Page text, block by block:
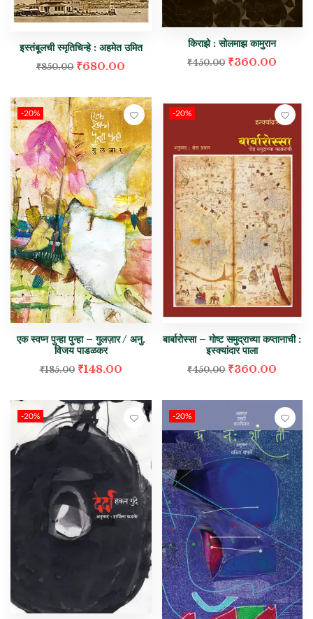
इस्तंबूलची स्मृतिचिन्हे : अहमेत उमित
₹850.00 ₹680.00
किराझे : सोलमाझ कामुरान
₹450.00 ₹360.00
-20%
एक स्वप्न पुन्हा पुन्हा – गुलज़ार / अनु.
विजय पाडळकर
₹185.00 ₹148.00
-20%
बार्बारोस्सा – गोष्ट समुद्राच्या कप्तानाची :
इस्क्यांदार पाला
₹450.00 ₹360.00
-20% -20%